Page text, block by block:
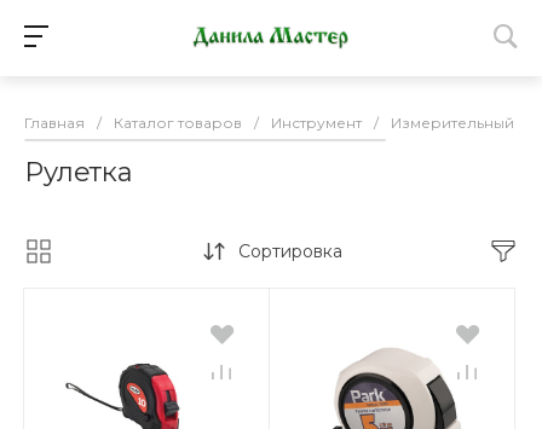
Главная / Каталог товаров / Инструмент / Измерительный
Рулетка
Сортировка